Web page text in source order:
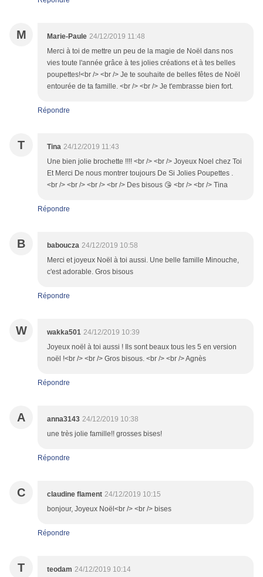
M Marie-Paule 24/12/2019 11:48
Merci à toi de mettre un peu de la magie de Noël dans nos
vies toute l'année grâce à tes jolies créations et à tes belles
poupettes!<br /> <br /> Je te souhaite de belles fêtes de Noël
entourée de ta famille. <br /> <br /> Je t'embrasse bien fort.
Répondre
T Tina 24/12/2019 11:43
Une bien jolie brochette !!!! <br /> <br /> Joyeux Noel chez Toi
Et Merci De nous montrer toujours De Si Jolies Poupettes .
<br /> <br /> <br /> <br /> Des bisous 😘 <br /> <br /> Tina
Répondre
B baboucza 24/12/2019 10:58
Merci et joyeux Noël à toi aussi. Une belle famille Minouche,
c'est adorable. Gros bisous
Répondre
W wakka501 24/12/2019 10:39
Joyeux noël à toi aussi ! Ils sont beaux tous les 5 en version
noël !<br /> <br /> Gros bisous. <br /> <br /> Agnès
Répondre
A anna3143 24/12/2019 10:38
une très jolie famille!! grosses bises!
Répondre
C claudine flament 24/12/2019 10:15
bonjour, Joyeux Noël<br /> <br /> bises
Répondre
T teodam 24/12/2019 10:14